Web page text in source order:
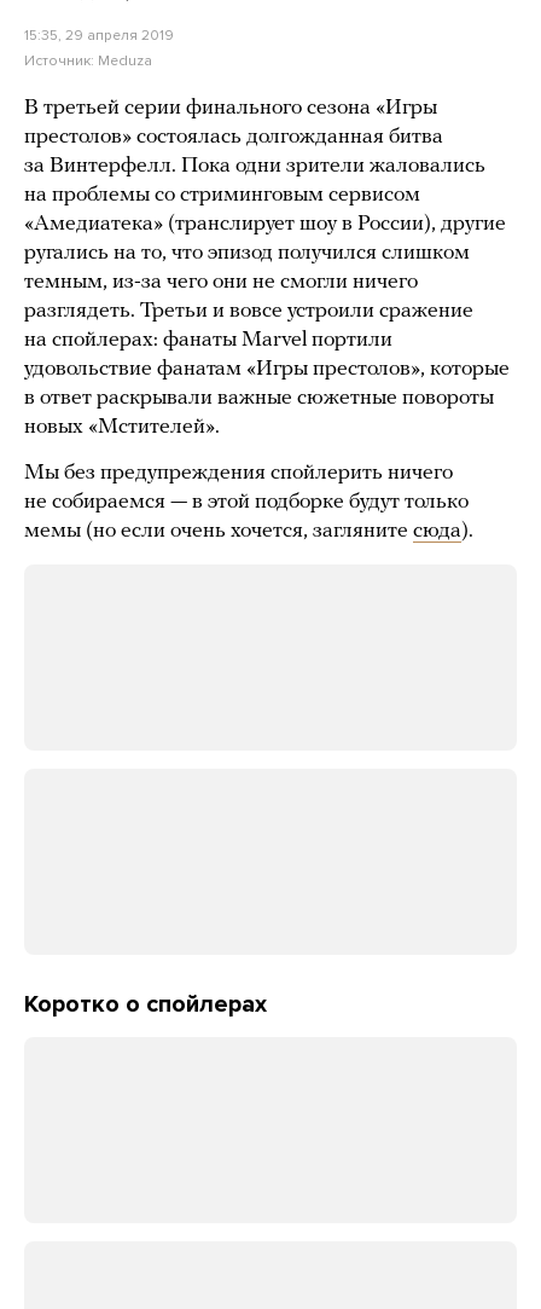
15:35, 29 апреля 2019
Источник: Meduza
В третьей серии финального сезона «Игры
престолов» состоялась долгожданная битва
за Винтерфелл. Пока одни зрители жаловались
на проблемы со стриминговым сервисом
«Амедиатека» (транслирует шоу в России), другие
ругались на то, что эпизод получился слишком
темным, из-за чего они не смогли ничего
разглядеть. Третьи и вовсе устроили сражение
на спойлерах: фанаты Marvel портили
удовольствие фанатам «Игры престолов», которые
в ответ раскрывали важные сюжетные повороты
новых «Мстителей».
Мы без предупреждения спойлерить ничего
не собираемся — в этой подборке будут только
мемы (но если очень хочется, загляните сюда).
Коротко о спойлерах